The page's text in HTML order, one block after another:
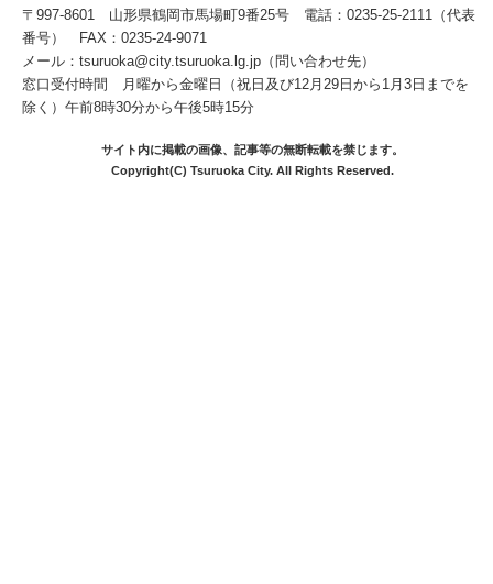
〒997-8601 山形県鶴岡市馬場町9番25号 電話：0235-25-2111（代表
番号） FAX：0235-24-9071
メール：tsuruoka@city.tsuruoka.lg.jp（問い合わせ先）
窓口受付時間 月曜から金曜日（祝日及び12月29日から1月3日までを
除く）午前8時30分から午後5時15分
サイト内に掲載の画像、記事等の無断転載を禁じます。
Copyright(C) Tsuruoka City. All Rights Reserved.